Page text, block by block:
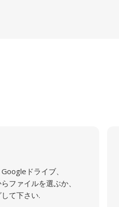
ドライブ、
ファイルを選ぶか、
て下さい.